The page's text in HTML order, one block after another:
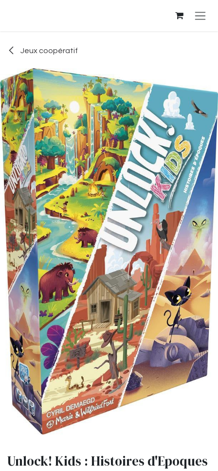
Jeux coopératif
Unlock! Kids : Histoires d'Epoques